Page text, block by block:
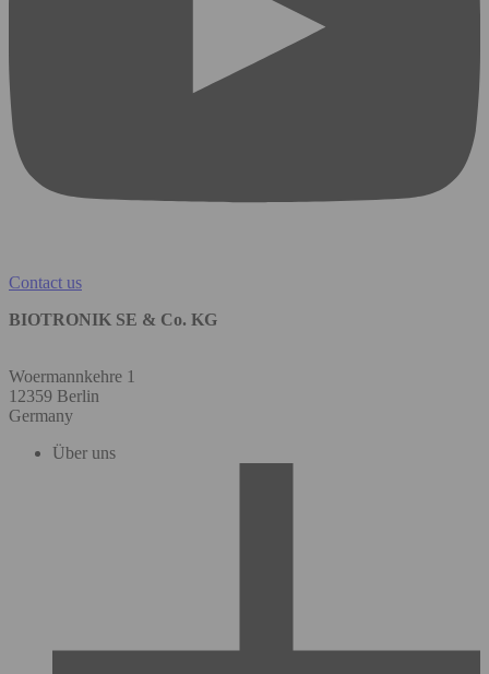
Contact us
BIOTRONIK SE & Co. KG
Woermannkehre 1
12359 Berlin
Germany
Über uns